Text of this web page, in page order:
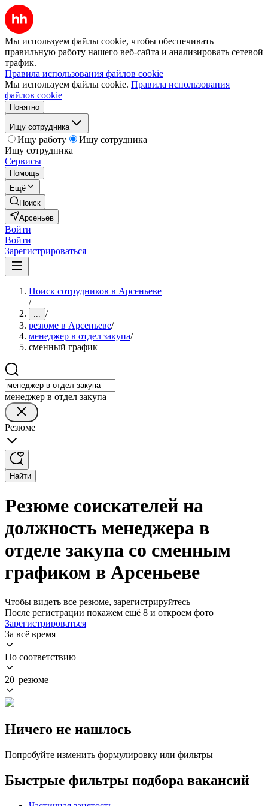
Мы используем файлы cookie, чтобы обеспечивать
правильную работу нашего веб-сайта и анализировать сетевой
трафик.
Правила использования файлов cookie
Мы используем файлы cookie. Правила использования
файлов cookie
Понятно
Ищу сотрудника
Ищу работу
Ищу сотрудника
Ищу сотрудника
Сервисы
Помощь
Ещё
Поиск
Арсеньев
Войти
Войти
Зарегистрироваться
Поиск сотрудников в Арсеньеве
/
... /
резюме в Арсеньеве/
менеджер в отдел закупа/
сменный график
менеджер в отдел закупа
Резюме
Найти
Резюме соискателей на
должность менеджера в
отделе закупа со сменным
графиком в Арсеньеве
Чтобы видеть все резюме, зарегистрируйтесь
После регистрации покажем ещё 8 и откроем фото
Зарегистрироваться
За всё время
По соответствию
20 резюме
Ничего не нашлось
Попробуйте изменить формулировку или фильтры
Быстрые фильтры подбора вакансий